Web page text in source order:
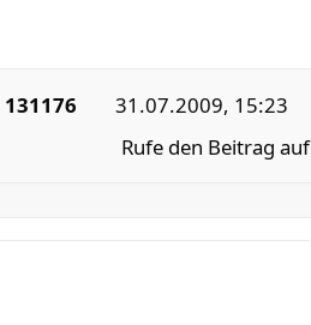
131176
31.07.2009, 15:23
Rufe den Beitrag auf